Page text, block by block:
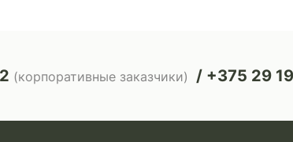
(корпоративные заказчики) +375 29